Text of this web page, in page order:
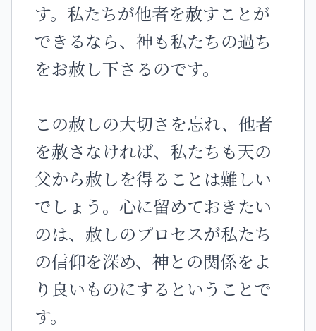
す。私たちが他者を赦すことが
できるなら、神も私たちの過ち
をお赦し下さるのです。
この赦しの大切さを忘れ、他者
を赦さなければ、私たちも天の
父から赦しを得ることは難しい
でしょう。心に留めておきたい
のは、赦しのプロセスが私たち
の信仰を深め、神との関係をよ
り良いものにするということで
す。